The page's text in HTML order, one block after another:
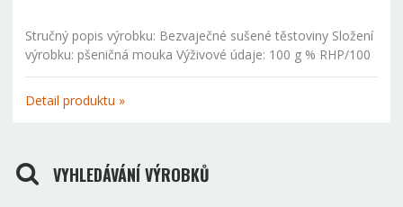
Stručný popis výrobku: Bezvaječné sušené těstoviny Složení
výrobku: pšeničná mouka Výživové údaje: 100 g % RHP/100
g energetická hodnota 338 kcal/1516 kJ tuky celkem 1,2 g z
toho nasycené mastné kyseliny 0,2 g sacharidy 74,0 g z...
Detail produktu »
VYHLEDÁVÁNÍ VÝROBKŮ